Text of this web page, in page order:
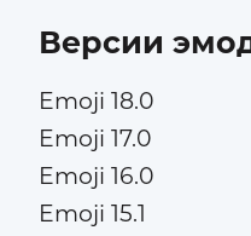
Версии
Emoji 18.0
Emoji 17.0
Emoji 16.0
Emoji 15.1